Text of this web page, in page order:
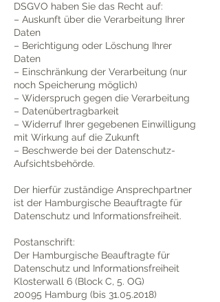
DSGVO haben Sie das Recht auf:
– Auskunft über die Verarbeitung Ihrer
Daten
– Berichtigung oder Löschung Ihrer
Daten
– Einschränkung der Verarbeitung (nur
noch Speicherung möglich)
– Widerspruch gegen die Verarbeitung
– Datenübertragbarkeit
– Widerruf Ihrer gegebenen Einwilligung
mit Wirkung auf die Zukunft
– Beschwerde bei der Datenschutz-
Aufsichtsbehörde.
Der hierfür zuständige Ansprechpartner
ist der Hamburgische Beauftragte für
Datenschutz und Informationsfreiheit.
Postanschrift:
Der Hamburgische Beauftragte für
Datenschutz und Informationsfreiheit
Klosterwall 6 (Block C, 5. OG)
20095 Hamburg (bis 31.05.2018)